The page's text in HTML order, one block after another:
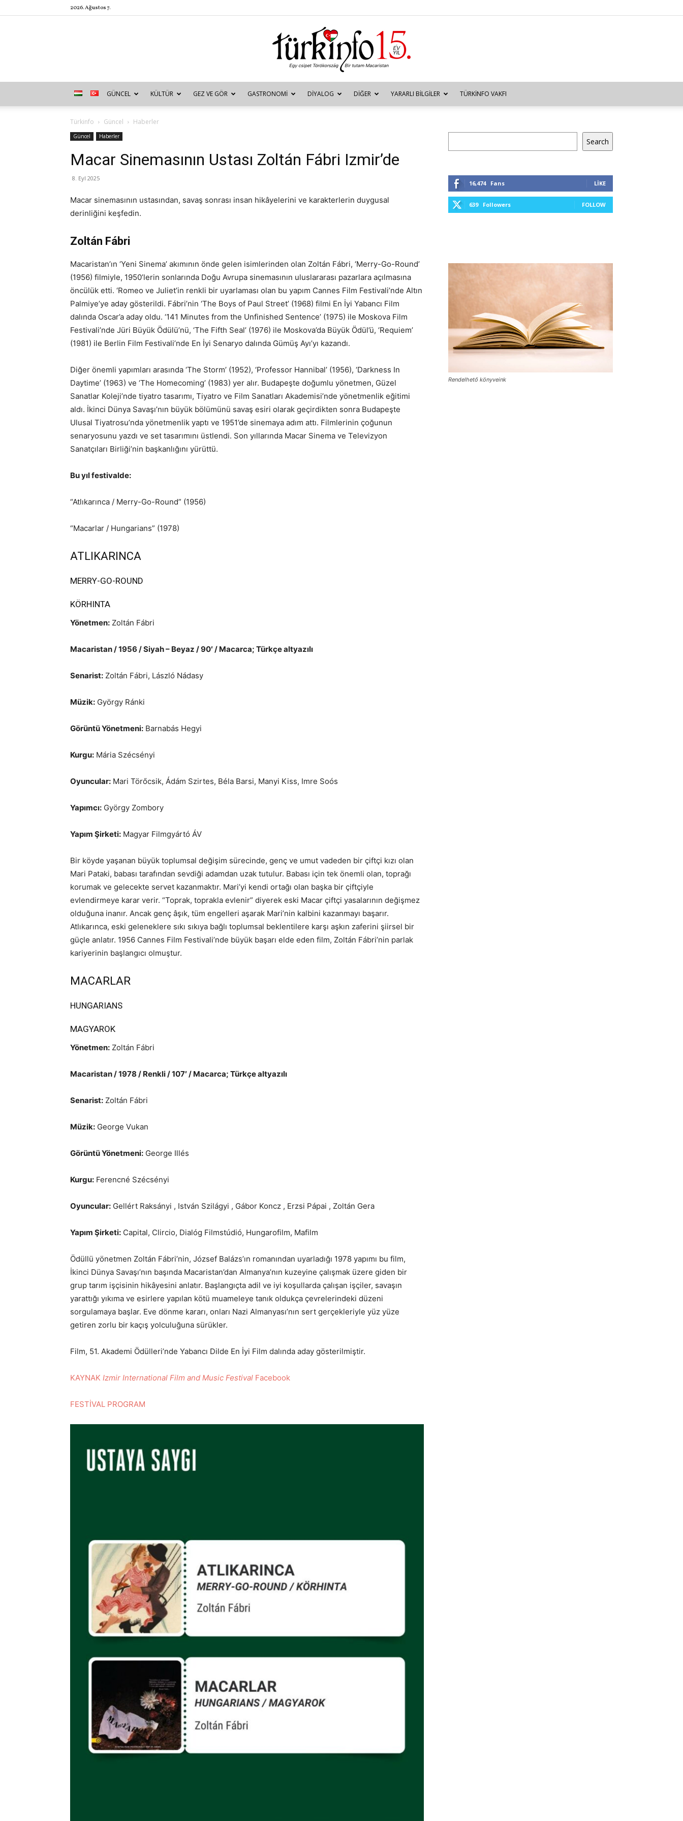
2026. Ağustos 7.
Türkinfo
GÜNCEL KÜLTÜR GEZ VE GÖR GASTRONOMI DIYALOG DIĞER YARARLI BILGILER TÜRKINFO VAKFI
Türkinfo Güncel Haberler
Güncel Haberler
Macar Sinemasının Ustası Zoltán Fábri Izmir’de
8. Eyl 2025
Macar sinemasının ustasından, savaş sonrası insan hikâyelerini ve karakterlerin duygusal
derinliğini keşfedin.
Zoltán Fábri
Macaristan’ın ‘Yeni Sinema’ akımının önde gelen isimlerinden olan Zoltán Fábri, ‘Merry-Go-Round’
(1956) filmiyle, 1950’lerin sonlarında Doğu Avrupa sinemasının uluslararası pazarlara açılmasına
öncülük etti. ‘Romeo ve Juliet’in renkli bir uyarlaması olan bu yapım Cannes Film Festivali’nde Altın
Palmiye’ye aday gösterildi. Fábri’nin ‘The Boys of Paul Street’ (1968) filmi En İyi Yabancı Film
dalında Oscar’a aday oldu. ‘141 Minutes from the Unfinished Sentence’ (1975) ile Moskova Film
Festivali’nde Jüri Büyük Ödülü’nü, ‘The Fifth Seal’ (1976) ile Moskova’da Büyük Ödül’ü, ‘Requiem’
(1981) ile Berlin Film Festivali’nde En İyi Senaryo dalında Gümüş Ayı’yı kazandı.
Diğer önemli yapımları arasında ‘The Storm’ (1952), ‘Professor Hannibal’ (1956), ‘Darkness In
Daytime’ (1963) ve ‘The Homecoming’ (1983) yer alır. Budapeşte doğumlu yönetmen, Güzel
Sanatlar Koleji’nde tiyatro tasarımı, Tiyatro ve Film Sanatları Akademisi’nde yönetmenlik eğitimi
aldı. İkinci Dünya Savaşı’nın büyük bölümünü savaş esiri olarak geçirdikten sonra Budapeşte
Ulusal Tiyatrosu’nda yönetmenlik yaptı ve 1951’de sinemaya adım attı. Filmlerinin çoğunun
senaryosunu yazdı ve set tasarımını üstlendi. Son yıllarında Macar Sinema ve Televizyon
Sanatçıları Birliği’nin başkanlığını yürüttü.
Bu yıl festivalde:
“Atlıkarınca / Merry-Go-Round” (1956)
“Macarlar / Hungarians” (1978)
ATLIKARINCA
MERRY-GO-ROUND
KÖRHINTA
Yönetmen: Zoltán Fábri
Macaristan / 1956 / Siyah – Beyaz / 90′ / Macarca; Türkçe altyazılı
Senarist: Zoltán Fábri, László Nádasy
Müzik: György Ránki
Görüntü Yönetmeni: Barnabás Hegyi
Kurgu: Mária Szécsényi
Oyuncular: Mari Törőcsik, Ádám Szirtes, Béla Barsi, Manyi Kiss, Imre Soós
Yapımcı: György Zombory
Yapım Şirketi: Magyar Filmgyártó ÁV
Bir köyde yaşanan büyük toplumsal değişim sürecinde, genç ve umut vadeden bir çiftçi kızı olan
Mari Pataki, babası tarafından sevdiği adamdan uzak tutulur. Babası için tek önemli olan, toprağı
korumak ve gelecekte servet kazanmaktır. Mari’yi kendi ortağı olan başka bir çiftçiyle
evlendirmeye karar verir. “Toprak, toprakla evlenir” diyerek eski Macar çiftçi yasalarının değişmez
olduğuna inanır. Ancak genç âşık, tüm engelleri aşarak Mari’nin kalbini kazanmayı başarır.
Atlıkarınca, eski geleneklere sıkı sıkıya bağlı toplumsal beklentilere karşı aşkın zaferini şiirsel bir
güçle anlatır. 1956 Cannes Film Festivali’nde büyük başarı elde eden film, Zoltán Fábri’nin parlak
kariyerinin başlangıcı olmuştur.
MACARLAR
HUNGARIANS
MAGYAROK
Yönetmen: Zoltán Fábri
Macaristan / 1978 / Renkli / 107′ / Macarca; Türkçe altyazılı
Senarist: Zoltán Fábri
Müzik: George Vukan
Görüntü Yönetmeni: George Illés
Kurgu: Ferencné Szécsényi
Oyuncular: Gellért Raksányi , István Szilágyi , Gábor Koncz , Erzsi Pápai , Zoltán Gera
Yapım Şirketi: Capital, Clircio, Dialóg Filmstúdió, Hungarofilm, Mafilm
Ödüllü yönetmen Zoltán Fábri’nin, József Balázs’ın romanından uyarladığı 1978 yapımı bu film,
İkinci Dünya Savaşı’nın başında Macaristan’dan Almanya’nın kuzeyine çalışmak üzere giden bir
grup tarım işçisinin hikâyesini anlatır. Başlangıçta adil ve iyi koşullarda çalışan işçiler, savaşın
yarattığı yıkıma ve esirlere yapılan kötü muameleye tanık oldukça çevrelerindeki düzeni
sorgulamaya başlar. Eve dönme kararı, onları Nazi Almanyası’nın sert gerçekleriyle yüz yüze
getiren zorlu bir kaçış yolculuğuna sürükler.
Film, 51. Akademi Ödülleri’nde Yabancı Dilde En İyi Film dalında aday gösterilmiştir.
KAYNAK Izmir International Film and Music Festival Facebook
FESTİVAL PROGRAM
Search
16,474 Fans LIKE
639 Followers FOLLOW
Rendelhető könyveink